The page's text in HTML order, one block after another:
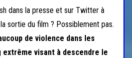
dans la presse et sur Twitter à
sortie du film ? Possiblement pas.
de violence dans les
extrême visant à descendre le